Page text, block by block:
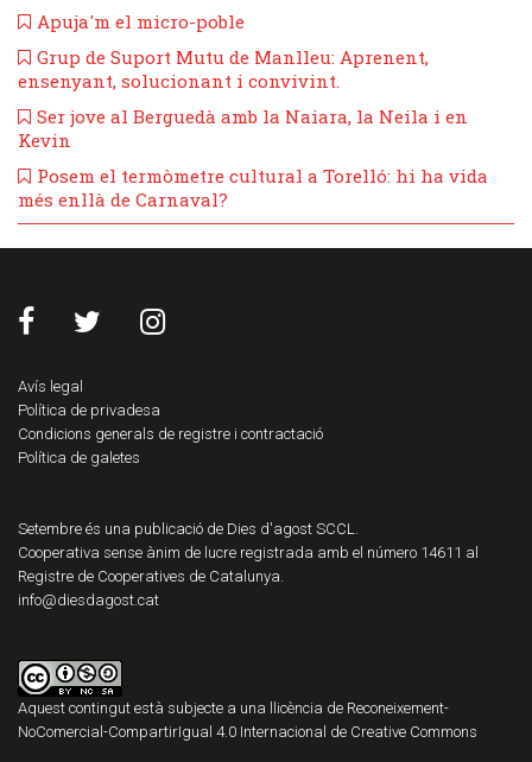
Apuja'm el micro-poble
Grup de Suport Mutu de Manlleu: Aprenent,
ensenyant, solucionant i convivint.
Ser jove al Berguedà amb la Naiara, la Neila i en
Kevin
Posem el termòmetre cultural a Torelló: hi ha vida
més enllà de Carnaval?
Avís legal
Política de privadesa
Condicions generals de registre i contractació
Política de galetes
Setembre és una publicació de Dies d'agost SCCL.
Cooperativa sense ànim de lucre registrada amb el número 14611 al
Registre de Cooperatives de Catalunya.
info@diesdagost.cat
Aquest contingut està subjecte a una llicència de Reconeixement-
NoComercial-CompartirIgual 4.0 Internacional de Creative Commons